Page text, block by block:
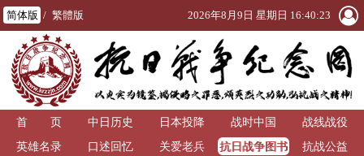
简体版 / 繁體版 2026年8月9日 星期日 16:40:23
首 页 中日历史 日本投降 战时中国
战线战役
英雄名录
口述回忆 关爱老兵
抗日战争图书
抗战公益